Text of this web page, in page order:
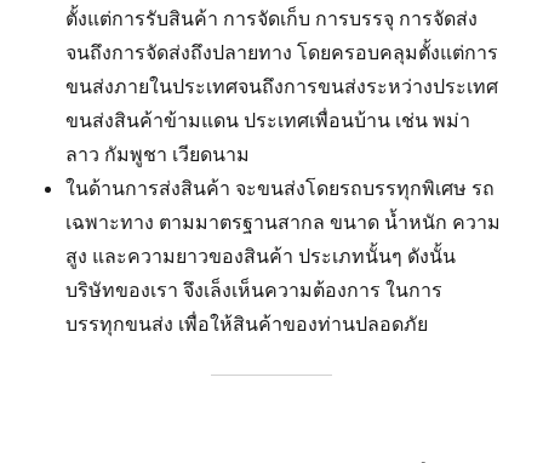
ตั้งแต่การรับสินค้า การจัดเก็บ การบรรจุ การจัดส่ง
จนถึงการจัดส่งถึงปลายทาง โดยครอบคลุมตั้งแต่การ
ขนส่งภายในประเทศจนถึงการขนส่งระหว่างประเทศ
ขนส่งสินค้าข้ามแดน ประเทศเพื่อนบ้าน เช่น พม่า
ลาว กัมพูชา เวียดนาม
ในด้านการส่งสินค้า จะขนส่งโดยรถบรรทุกพิเศษ รถ
เฉพาะทาง ตามมาตรฐานสากล ขนาด น้ำหนัก ความ
สูง และความยาวของสินค้า ประเภทนั้นๆ ดังนั้น
บริษัทของเรา จึงเล็งเห็นความต้องการ ในการ
บรรทุกขนส่ง เพื่อให้สินค้าของท่านปลอดภัย